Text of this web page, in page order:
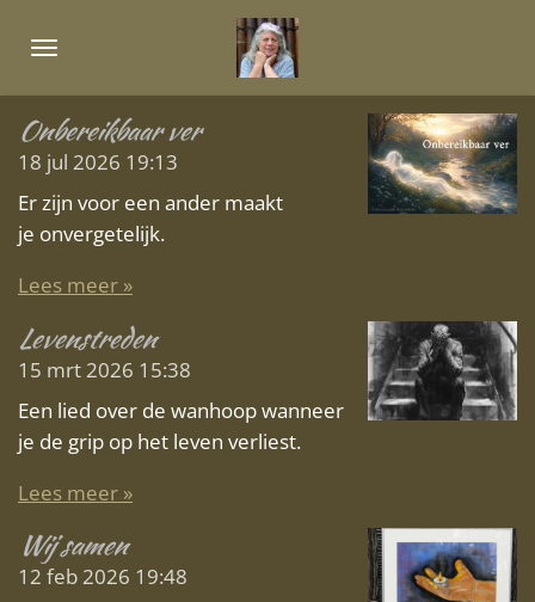
direct
de
hoofdinhoud
Onbereikbaar ver
18 jul 2026 19:13
Er zijn voor een ander maakt
je onvergetelijk.
Lees meer »
Levenstreden
15 mrt 2026 15:38
Een lied over de wanhoop wanneer
je de grip op het leven verliest.
Lees meer »
Wij samen
12 feb 2026 19:48